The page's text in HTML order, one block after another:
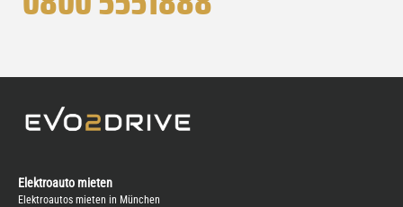
Elektroauto mieten
Elektroautos mieten in München